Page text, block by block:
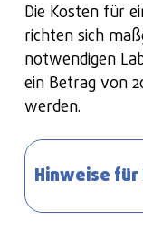
Die Kosten für
richten sich
notwendigen
ein Betrag von
werden.
Hinweise